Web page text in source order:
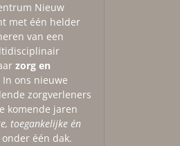
Nieuw
met één helder
van een
zorg en
ons nieuwe
zorgverleners
komende jaren
toegankelijke én
één dak.